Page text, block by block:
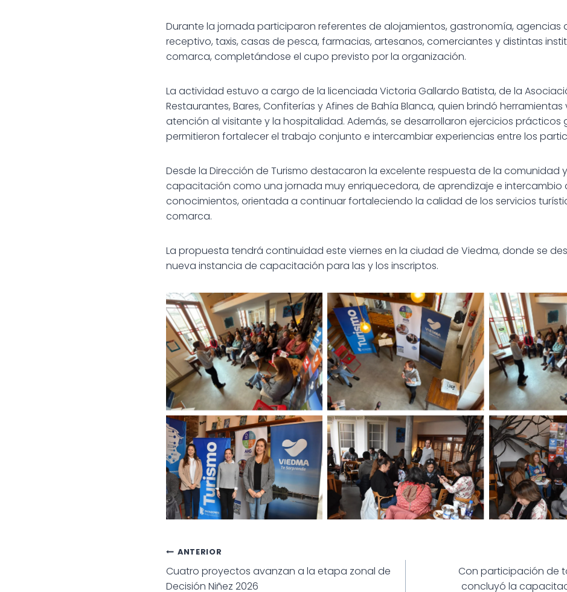
Durante la jornada participaron referentes de alojamientos, gastronomía, agencias
receptivo, taxis, casas de pesca, farmacias, artesanos, comerciantes y distintas
comarca, completándose el cupo previsto por la organización.
La actividad estuvo a cargo de la licenciada Victoria Gallardo Batista, de la
Restaurantes, Bares, Confiterías y Afines de Bahía Blanca, quien brindó
atención al visitante y la hospitalidad. Además, se desarrollaron ejercicios prácticos
permitieron fortalecer el trabajo conjunto e intercambiar experiencias entre los
Desde la Dirección de Turismo destacaron la excelente respuesta de la comunidad
capacitación como una jornada muy enriquecedora, de aprendizaje e intercambio
conocimientos, orientada a continuar fortaleciendo la calidad de los servicios
comarca.
La propuesta tendrá continuidad este viernes en la ciudad de Viedma, donde se
nueva instancia de capacitación para las y los inscriptos.
Navegación
ANTERIOR
Cuatro proyectos avanzan a la etapa zonal de
Decisión Niñez 2026
Con participación de
concluyó la